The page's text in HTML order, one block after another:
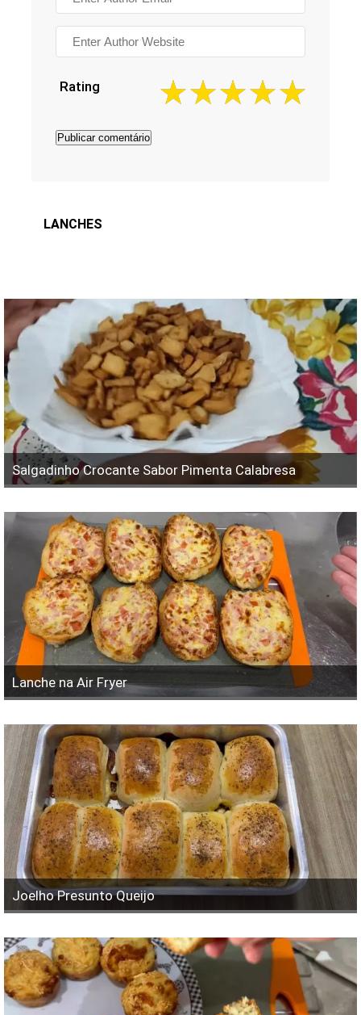
Rating
LANCHES
Salgadinho Crocante Sabor Pimenta Calabresa
Lanche na Air Fryer
Joelho Presunto Queijo